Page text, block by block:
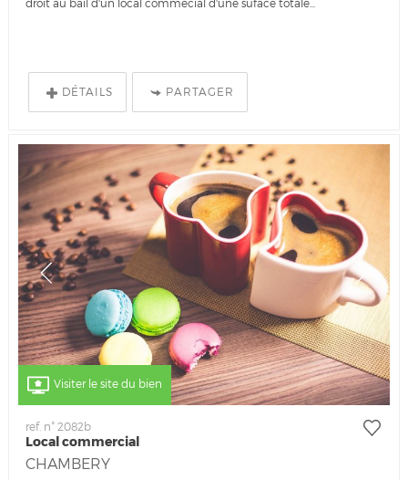
droit au bail d'un local commecial d'une suface totale...
DÉTAILS PARTAGER
Visiter le site du bien
ref. n° 2082b
Local commercial
CHAMBERY